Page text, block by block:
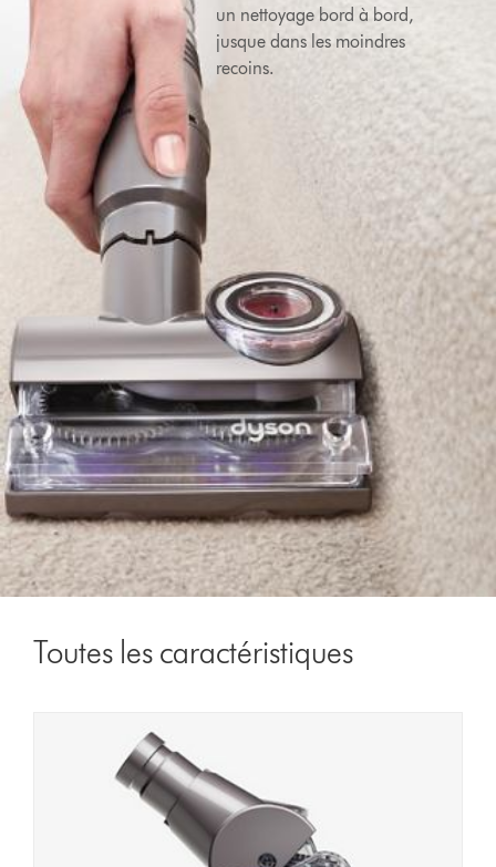
un nettoyage bord à bord,
jusque dans les moindres
recoins.
Toutes les caractéristiques